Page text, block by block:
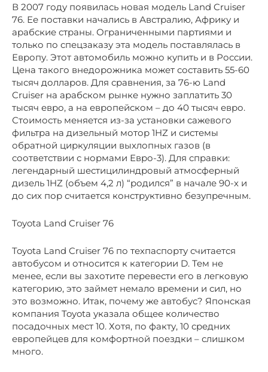
В 2007 году появилась новая модель Land Cruiser
76. Ее поставки начались в Австралию, Африку и
арабские страны. Ограниченными партиями и
только по спецзаказу эта модель поставлялась в
Европу. Этот автомобиль можно купить и в России.
Цена такого внедорожника может составить 55-60
тысяч долларов. Для сравнения, за 76-ю Land
Cruiser на арабском рынке нужно заплатить 30
тысяч евро, а на европейском – до 40 тысяч евро.
Стоимость меняется из-за установки сажевого
фильтра на дизельный мотор 1HZ и системы
обратной циркуляции выхлопных газов (в
соответствии с нормами Евро-3). Для справки:
легендарный шестицилиндровый атмосферный
дизель 1HZ (объем 4,2 л) “родился” в начале 90-х и
до сих пор считается конструктивно безупречным.
Toyota Land Cruiser 76
Toyota Land Cruiser 76 по техпаспорту считается
автобусом и относится к категории D. Тем не
менее, если вы захотите перевести его в легковую
категорию, это займет немало времени и сил, но
это возможно. Итак, почему же автобус? Японская
компания Toyota указала общее количество
посадочных мест 10. Хотя, по факту, 10 средних
европейцев для комфортной поездки – слишком
много.